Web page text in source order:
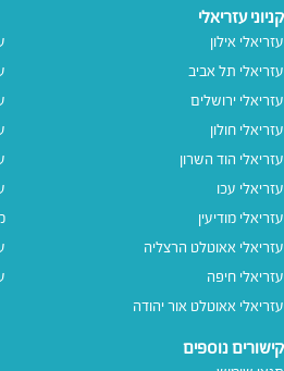
קניוני עזריאלי
עזריאלי אילון
עזריאלי תל אביב
עזריאלי ירושלים
עזריאלי חולון
עזריאלי הוד השרון
עזריאלי עכו
עזריאלי מודיעין
עזריאלי אאוטלט הרצליה
עזריאלי חיפה
עזריאלי אאוטלט אור יהודה
קישורים נוספים